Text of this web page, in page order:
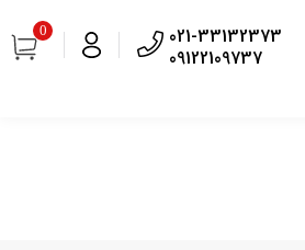
021-33132373
09122109737
0